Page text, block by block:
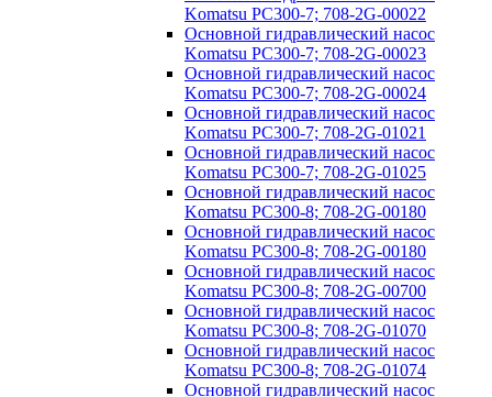
Komatsu PC300-7; 708-2G-00022
Основной гидравлический насос
Komatsu PC300-7; 708-2G-00023
Основной гидравлический насос
Komatsu PC300-7; 708-2G-00024
Основной гидравлический насос
Komatsu PC300-7; 708-2G-01021
Основной гидравлический насос
Komatsu PC300-7; 708-2G-01025
Основной гидравлический насос
Komatsu PC300-8; 708-2G-00180
Основной гидравлический насос
Komatsu PC300-8; 708-2G-00180
Основной гидравлический насос
Komatsu PC300-8; 708-2G-00700
Основной гидравлический насос
Komatsu PC300-8; 708-2G-01070
Основной гидравлический насос
Komatsu PC300-8; 708-2G-01074
Основной гидравлический насос